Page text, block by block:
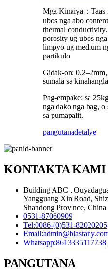
Mga Kinaiya：Taas
ubos nga abo
thermal
porosity ug ubos
limpyo ug medium
partikulo
Gidak-on:
sumala sa
Pag-empake: sa
nga dako nga bag, o
sa pumapalit.
pangutanadetalye
KONTAKTA KAMI
Building ABC ,
Yangguang Xin Road,
Shandong Province, China
0531-87060909
Tel:0086-(0)531-82020205
Email:
Whatsapp:8613335117738
PANGUTANA